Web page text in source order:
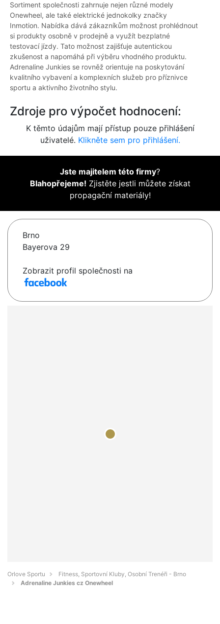
Sortiment společnosti zahrnuje nejen různé modely
Onewheel, ale také elektrické jednokolky značky
Inmotion. Nabídka dává zákazníkům možnost prohlédnout
si produkty osobně v prodejně a využít bezplatné
testovací jízdy. Tato možnost zajišťuje autentickou
zkušenost a napomáhá při výběru vhodného produktu.
Adrenaline Junkies se rovněž orientuje na poskytování
kvalitního vybavení a komplexních služeb pro příznivce
sportu a aktivního životního stylu.
Zdroje pro výpočet hodnocení:
K těmto údajům mají přístup pouze přihlášení
uživatelé. Klikněte sem pro přihlášení.
Jste majitelem této firmy?
Blahopřejeme! Zjistěte jestli můžete získat
propagační materiály!
Brno
Bayerova 29
Zobrazit profil společnosti na
Orlove Sportu
Fitness, Sportovní Kluby, Osobní Trenéři - Brno
Adrenaline Junkies cz Onewheel